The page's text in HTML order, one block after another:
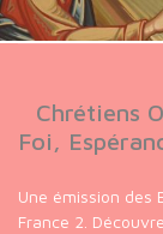
Chrétiens
Foi,
Une émission des
France 2.